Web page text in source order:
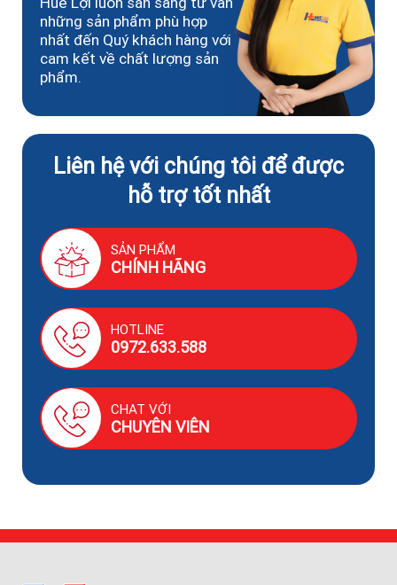
những sản phẩm phù hợp
nhất đến Quý khách hàng với
cam kết về chất lượng sản
phẩm.
Liên hệ với chúng tôi để được
hỗ trợ tốt nhất
SẢN PHẨM
CHÍNH HÃNG
HOTLINE
0972.633.588
CHAT VỚI
CHUYÊN VIÊN